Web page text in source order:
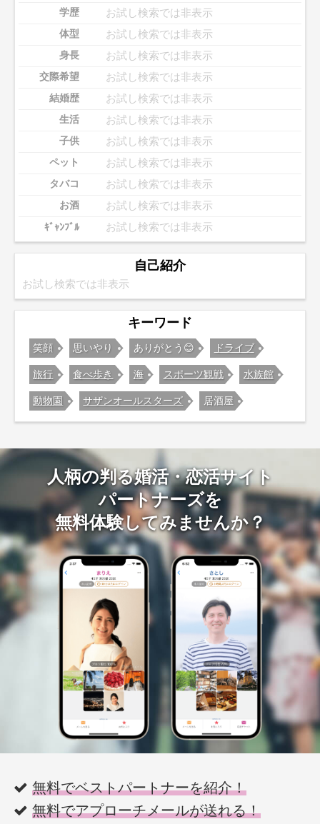
学歴 お試し検索では非表示
体型 お試し検索では非表示
身長 お試し検索では非表示
交際希望 お試し検索では非表示
結婚歴 お試し検索では非表示
生活 お試し検索では非表示
子供 お試し検索では非表示
ペット お試し検索では非表示
タバコ お試し検索では非表示
お酒 お試し検索では非表示
ｷﾞｬﾝﾌﾞﾙ お試し検索では非表示
自己紹介
お試し検索では非表示
キーワード
笑顔 思いやり ありがとう😊 ドライブ
旅行 食べ歩き 海 スポーツ観戦 水族館
動物園 サザンオールスターズ 居酒屋
人柄の判る婚活・恋活サイト
パートナーズを
無料体験してみませんか？
無料でベストパートナーを紹介！
無料でアプローチメールが送れる！